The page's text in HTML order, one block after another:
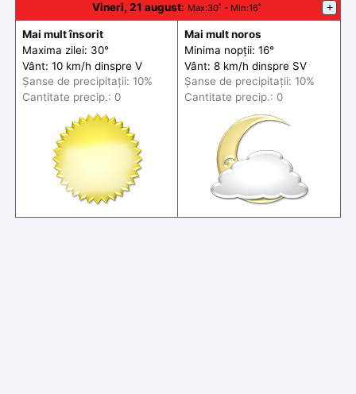
Vineri, 21 august: Max:30˚ - Min:16˚ +
Mai mult însorit
Maxima zilei: 30°
Vânt: 10 km/h dinspre V
Șanse de precipitații: 10%
Cantitate precip.: 0
Mai mult noros
Minima nopții: 16°
Vânt: 8 km/h dinspre SV
Șanse de precipitații: 10%
Cantitate precip.: 0